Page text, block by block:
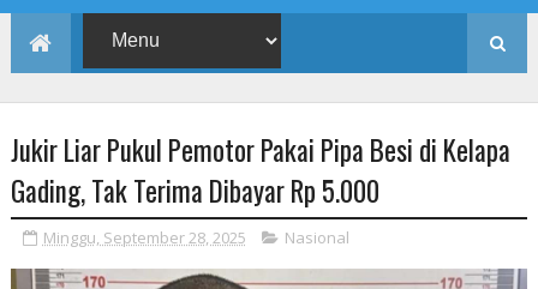
Jukir Liar Pukul Pemotor Pakai Pipa Besi di Kelapa
Gading, Tak Terima Dibayar Rp 5.000
Minggu, September 28, 2025 Nasional